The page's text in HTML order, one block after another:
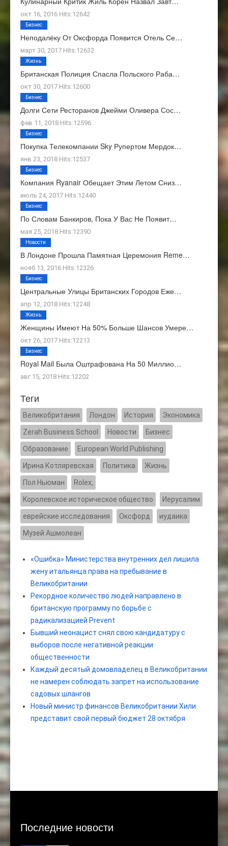
окт 16, 2016 Hits:12642
Неподалёку От Оксфорда Появится Отель Се…
март 30, 2017 Hits:12632
Бизнес
Британская Полиция Спасла Польского Раба…
окт 30, 2017 Hits:12600
Жизнь
Долги Сети Ресторанов Джейми Оливера Сос…
фев 11, 2018 Hits:12596
Бизнес
Покупка Телекомпании Sky Рупертом Мердок…
янв 23, 2018 Hits:12537
Бизнес
Компания Ryanair Обещает Этим Летом Сниз…
июль 24, 2017 Hits:12440
Бизнес
По Словам Банкиров, Пока У Вас Не Появит…
мая 25, 2018 Hits:12390
Бизнес
В Лондоне Прошла Памятная Церемония Reme…
нояб 13, 2016 Hits:12326
Новости
Центральные Улицы Британских Городов Еже…
апр 12, 2018 Hits:12248
Бизнес
Женщины Имеют На 50% Больше Шансов Умере…
окт 26, 2017 Hits:12213
Жизнь
Royal Mail Была Оштрафована На 50 Миллио…
авг 15, 2018 Hits:12202
Бизнес
Теги
Великобритания Лондон История Экономика
Zerah Business School Новости Бизнес
Образование European World Publishing
Ирина Котляревская Политика Жизнь
Пол Ньюман Rolex,
Kоролевское историческое общество Иерусалим
еврейские исследования Оксфорд иудаика
Музей Ашмолеан
«Ошибка» Министерства внутренних дел лишила
жену итальянца права на пребывание в
Великобритании
Рекордное количество людей направлено в
британскую программу по борьбе с
радикализацией Prevent
Бывший неонацист снял свою кандидатуру с
выборов после негативной реакции
общественности
Каждый десятый домовладелец в Великобритании
не намерен соблюдать запрет на использование
садовых шлангов
Новый министр финансов Великобритании Хили
представит свой первый бюджет 28 октября
Последние новости